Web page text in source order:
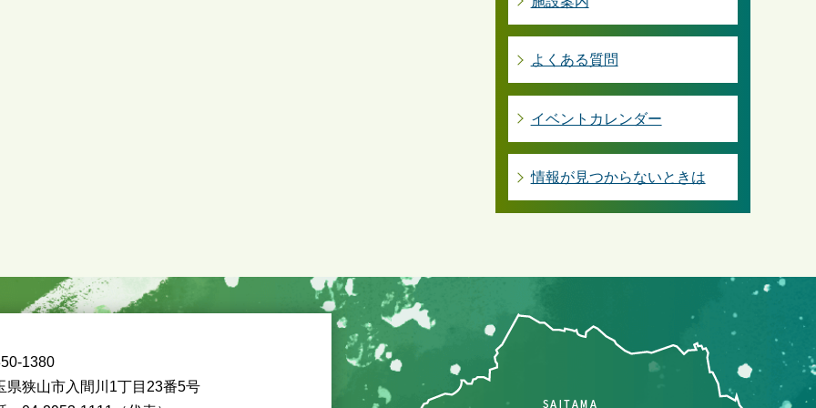
よくある質問
イベントカレンダー
情報が見つからないときは
1380
県狭山市入間川1丁目23番5号